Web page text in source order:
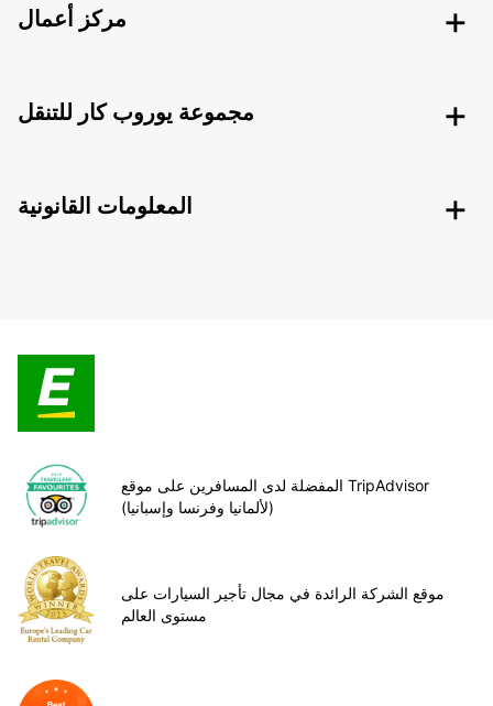
مركز أعمال
مجموعة يوروب كار للتنقل
المعلومات القانونية
المفضلة لدى المسافرين على موقع TripAdvisor
(لألمانيا وفرنسا وإسبانيا)
موقع الشركة الرائدة في مجال تأجير السيارات على
مستوى العالم